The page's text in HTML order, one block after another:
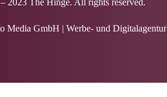
2023 The Hinge. All rights reserved.
Media GmbH | Werbe- und Digitalagentur